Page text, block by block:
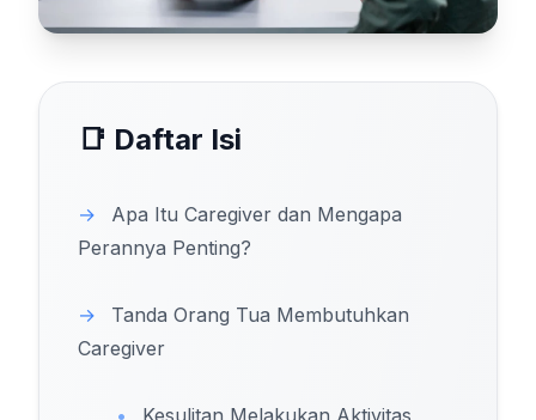
📑 Daftar Isi
→
Apa Itu Caregiver dan Mengapa
Perannya Penting?
→
Tanda Orang Tua Membutuhkan
Caregiver
•
Kesulitan Melakukan Aktivitas